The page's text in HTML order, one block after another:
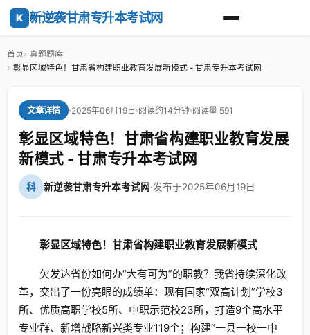
K 新逆袭甘肃专升本考试网
首页
真题题库
彰显区域特色！甘肃省构建职业教育发展新模式 - 甘肃专升本考试网
文章详情 2025年06月19日 阅读约14分钟 阅读量 591
彰显区域特色！甘肃省构建职业教育发展
新模式 - 甘肃专升本考试网
科 新逆袭甘肃专升本考试网·发布于2025年06月19日
彰显区域特色！甘肃省构建职业教育发展新模式
欠发达省份如何办“大有可为”的职教？我省持续深化改
革，交出了一份亮眼的成绩单：现有国家“双高计划”学校3
所、优质高职学校5所、中职示范校23所，打造9个高水平
专业群、新增战略新兴类专业119个；构建“一县一校一中